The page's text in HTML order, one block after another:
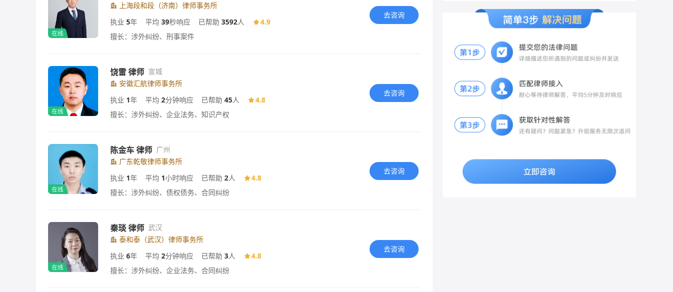
上海段和段（济南）律师事务所
执业 5年 平均 39秒响应 已帮助 3592人
4.9
擅长：涉外纠纷、刑事案件
去咨询
饶雷 律师 宣城
安徽汇航律师事务所
执业 1年 平均 2分钟响应 已帮助 45人
4.8
擅长：涉外纠纷、企业法务、知识产权
去咨询
陈金车 律师 广州
广东乾敬律师事务所
执业 1年 平均 1小时响应 已帮助 2人
4.8
擅长：涉外纠纷、债权债务、合同纠纷
去咨询
秦琰 律师 武汉
泰和泰（武汉）律师事务所
执业 6年 平均 2分钟响应 已帮助 3人
4.8
擅长：涉外纠纷、企业法务、合同纠纷
去咨询
报案，完整陈述全部经过： 1. 说明当年未
报警的合理理由（被男方精神控制、恐惧
等）； 2. 提交新获取的录音、聊天、证
展调查核实，传唤男方制作询问笔录。
备纸质书面申请，写明：房屋地址、空置5
年、长期无人入住，申请按70%缴纳物业
长期不在本地的凭证。 当面递交物业，拍照
留存递交记录，要求物业签收回执。 2. 物
向辖区住建局物业科、12345政务热线投
诉，提交《大连市物业管理条例》相关条
款、空置证明、物业拒绝减免的沟通记录，
2. 协商结清欠费 总欠费三千以内，可主动
协商：按7折结清3年欠费，同时要求免除全
讼兜底方案 若物业起诉追缴全额物业费及滞
纳金，庭审提交空置证明、大连本地物业条
例，法院会判令按70%标准结算，同时酌情
责任？还是协商赔偿？ 当事人：追究对方责
任
明“被打”的经过及“旧伤复发”的关联，要求
医生在诊断证明、病历中明确记录“旧伤复
发”与“本次外伤”的因果关系，避免被误判为
单纯的旧伤。保留医疗证据：妥善保存本次
就诊的病历、诊断证明、影像片（如CT、
MRI）及费用票据，特别是受伤初期的急性
键铁证。二、报警与证据固定及时报警：向
警方如实陈述被打及旧伤复发的经过，配合
发的证据（如现场监控等）。保留现场证
据：对受伤部位、现场情况进行拍照或录
像，保留好相关物证。三、伤情鉴定与责任
段，向公安机关或法院申请法医鉴定。重点
要求鉴定机构对“本次外伤”与“旧伤复发”的
因果关系及损伤参与度进行专业评定（即评